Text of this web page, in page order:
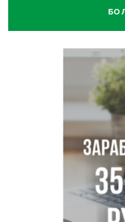
В Новосибирске
В Новосибирске врачи
пациентов с
Знаменитый
новосибирском
Новосибирские
с донорским клапаном